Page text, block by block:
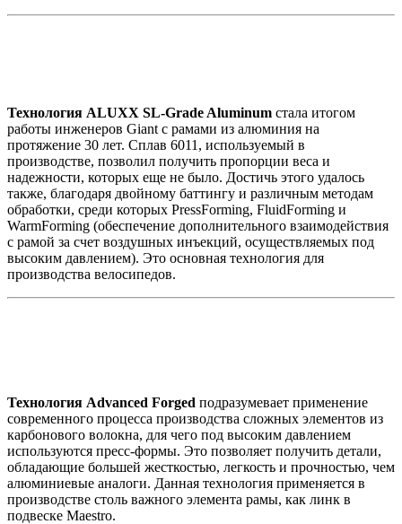
Технология ALUXX SL-Grade Aluminum стала итогом
работы инженеров Giant с рамами из алюминия на
протяжение 30 лет. Сплав 6011, используемый в
производстве, позволил получить пропорции веса и
надежности, которых еще не было. Достичь этого удалось
также, благодаря двойному баттингу и различным методам
обработки, среди которых PressForming, FluidForming и
WarmForming (обеспечение дополнительного взаимодействия
с рамой за счет воздушных инъекций, осуществляемых под
высоким давлением). Это основная технология для
производства велосипедов.
Технология Advanced Forged подразумевает применение
современного процесса производства сложных элементов из
карбонового волокна, для чего под высоким давлением
используются пресс-формы. Это позволяет получить детали,
обладающие большей жесткостью, легкость и прочностью, чем
алюминиевые аналоги. Данная технология применяется в
производстве столь важного элемента рамы, как линк в
подвеске Maestro.